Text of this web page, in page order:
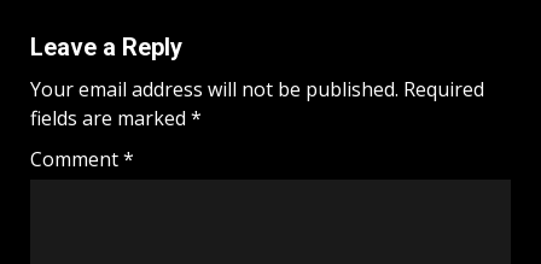
Leave a Reply
Your email address will not be published. Required
fields are marked *
Comment*